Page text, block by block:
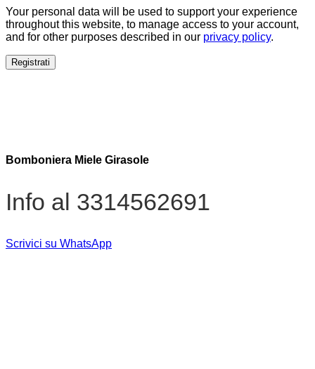
Your personal data will be used to support your experience
throughout this website, to manage access to your account,
and for other purposes described in our privacy policy.
Registrati
Bomboniera Miele Girasole
Info al 3314562691
Scrivici su WhatsApp